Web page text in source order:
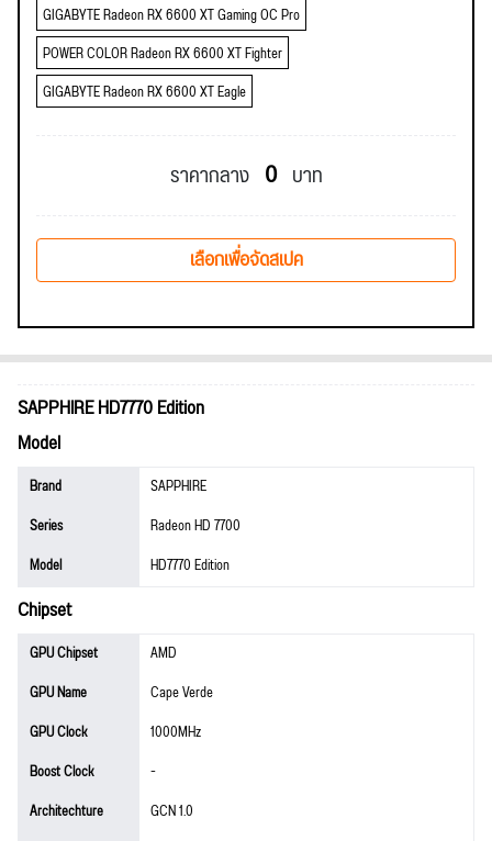
GIGABYTE Radeon RX 6600 XT Gaming OC Pro
POWER COLOR Radeon RX 6600 XT Fighter
GIGABYTE Radeon RX 6600 XT Eagle
ราคากลาง 0 บาท
เลือกเพื่อจัดสเปค
SAPPHIRE HD7770 Edition
Model
Brand
SAPPHIRE
Series
Radeon HD 7700
Model
HD7770 Edition
Chipset
GPU Chipset
AMD
GPU Name
Cape Verde
GPU Clock
1000MHz
Boost Clock
-
Architechture
GCN 1.0